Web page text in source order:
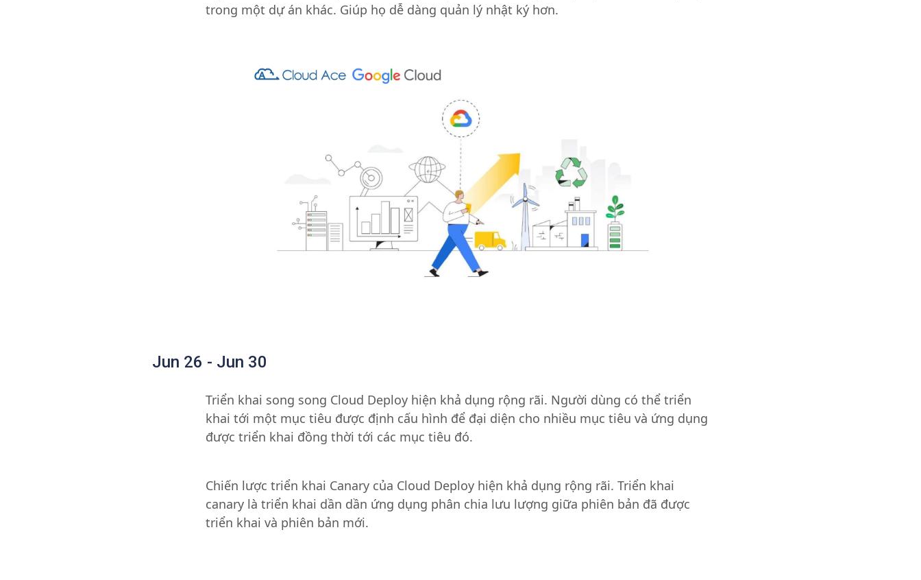
trong một dự án khác. Giúp họ dễ dàng quản lý nhật ký hơn.
Jun 26 - Jun 30
Triển khai song song Cloud Deploy hiện khả dụng rộng rãi. Người dùng có thể triển
khai tới một mục tiêu được định cấu hình để đại diện cho nhiều mục tiêu và ứng dụng
được triển khai đồng thời tới các mục tiêu đó.
Chiến lược triển khai Canary của Cloud Deploy hiện khả dụng rộng rãi. Triển khai
canary là triển khai dần dần ứng dụng phân chia lưu lượng giữa phiên bản đã được
triển khai và phiên bản mới.